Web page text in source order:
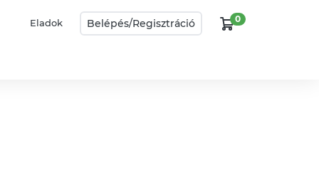
Eladok Belépés/Regisztráció 0